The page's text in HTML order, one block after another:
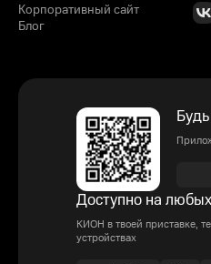
Корпоративный сайт
Блог
Доступно на
КИОН в твоей приставке,
устройствах